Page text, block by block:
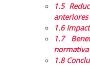
1.5
1.6
1.7
normativa
1.8